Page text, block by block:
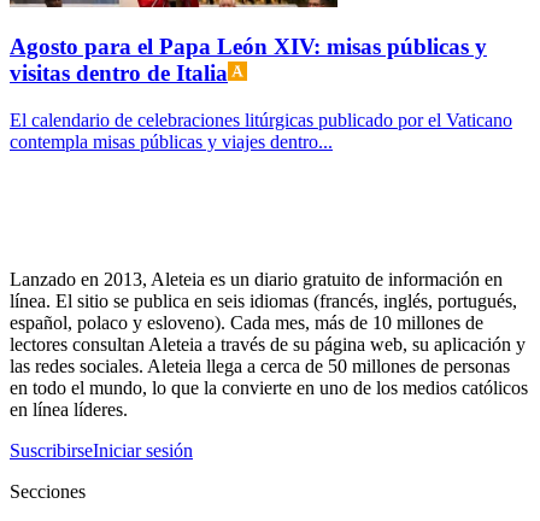
Agosto para el Papa León XIV: misas públicas y
visitas dentro de Italia
El calendario de celebraciones litúrgicas publicado por el Vaticano
contempla misas públicas y viajes dentro...
Lanzado en 2013, Aleteia es un diario gratuito de información en
línea. El sitio se publica en seis idiomas (francés, inglés, portugués,
español, polaco y esloveno). Cada mes, más de 10 millones de
lectores consultan Aleteia a través de su página web, su aplicación y
las redes sociales. Aleteia llega a cerca de 50 millones de personas
en todo el mundo, lo que la convierte en uno de los medios católicos
en línea líderes.
SuscribirseIniciar sesión
Secciones